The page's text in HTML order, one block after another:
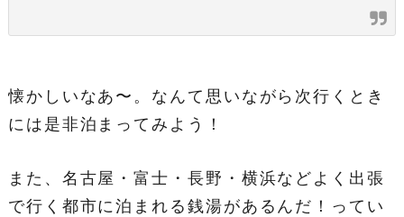
懐かしいなあ〜。なんて思いながら次行くとき
には是非泊まってみよう！
また、名古屋・富士・長野・横浜などよく出張
で行く都市に泊まれる銭湯があるんだ！ってい